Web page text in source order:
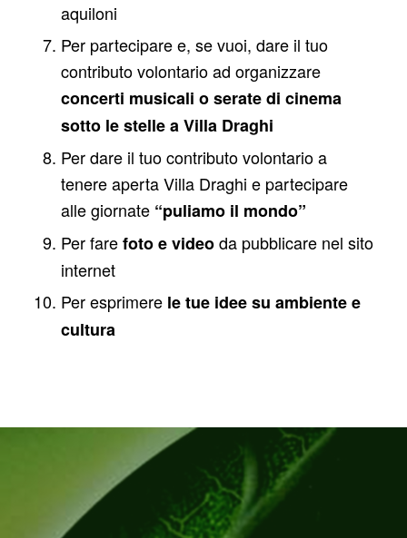
aquiloni
Per partecipare e, se vuoi, dare il tuo
contributo volontario ad organizzare
concerti musicali o serate di cinema
sotto le stelle a Villa Draghi
Per dare il tuo contributo volontario a
tenere aperta Villa Draghi e partecipare
alle giornate “puliamo il mondo”
Per farefoto e videoda pubblicare nel sito
internet
Per esprimere le tue idee su ambiente e
cultura
PARTECIPA E SOSTIENI